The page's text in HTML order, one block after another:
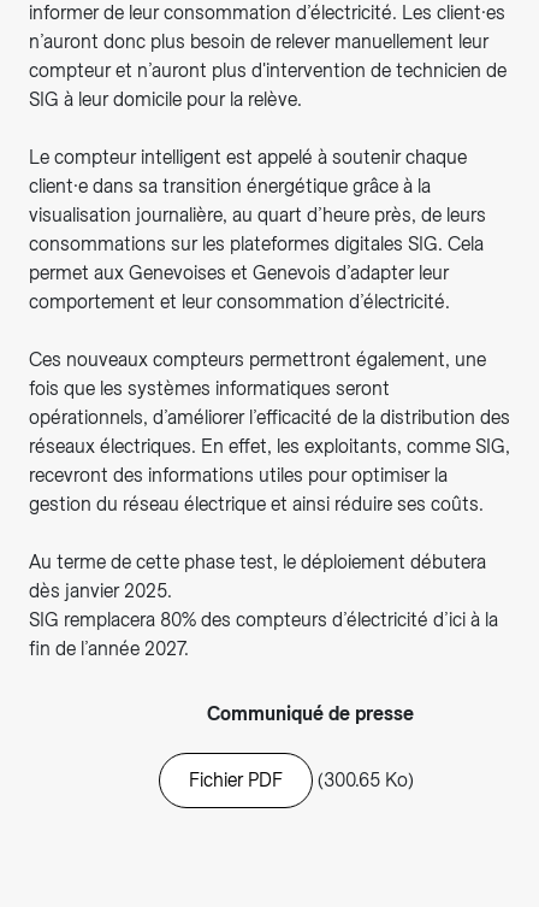
informer de leur consommation d’électricité. Les client·es
n’auront donc plus besoin de relever manuellement leur
compteur et n’auront plus d'intervention de technicien de
SIG à leur domicile pour la relève.
Le compteur intelligent est appelé à soutenir chaque
client·e dans sa transition énergétique grâce à la
visualisation journalière, au quart d’heure près, de leurs
consommations sur les plateformes digitales SIG. Cela
permet aux Genevoises et Genevois d’adapter leur
comportement et leur consommation d’électricité.
Ces nouveaux compteurs permettront également, une
fois que les systèmes informatiques seront
opérationnels, d’améliorer l’efficacité de la distribution des
réseaux électriques. En effet, les exploitants, comme SIG,
recevront des informations utiles pour optimiser la
gestion du réseau électrique et ainsi réduire ses coûts.
Au terme de cette phase test, le déploiement débutera
dès janvier 2025.
SIG remplacera 80% des compteurs d’électricité d’ici à la
fin de l’année 2027.
Communiqué de presse
Fichier PDF (300.65 Ko)